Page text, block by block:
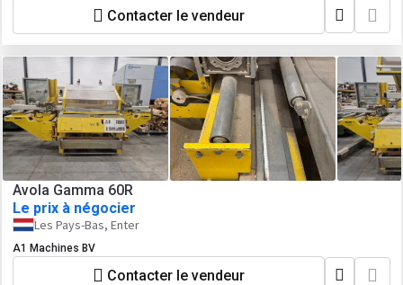
Contacter le vendeur
Avola Gamma 60R
Le prix à négocier
Les Pays-Bas, Enter
A1 Machines BV
Contacter le vendeur